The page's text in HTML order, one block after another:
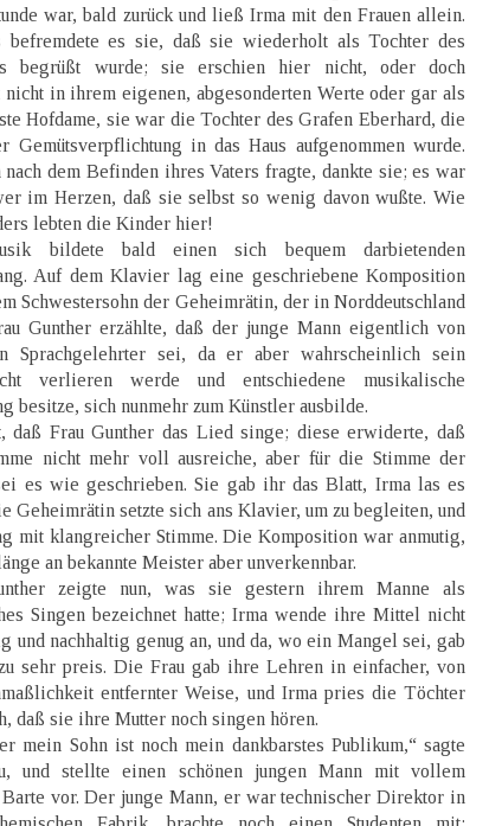
war, bald zurück und ließ Irma mit den Frauen allein.
befremdete es sie, daß sie wiederholt als Tochter des
begrüßt wurde; sie erschien hier nicht, oder doch
nicht in ihrem eigenen, abgesonderten Werte oder gar als
Hofdame, sie war die Tochter des Grafen Eberhard, die
Gemütsverpflichtung in das Haus aufgenommen wurde.
nach dem Befinden ihres Vaters fragte, dankte sie; es war
im Herzen, daß sie selbst so wenig davon wußte. Wie
lebten die Kinder hier!
bildete bald einen sich bequem darbietenden
Auf dem Klavier lag eine geschriebene Komposition
Schwestersohn der Geheimrätin, der in Norddeutschland
Gunther erzählte, daß der junge Mann eigentlich von
Sprachgelehrter sei, da er aber wahrscheinlich sein
verlieren werde und entschiedene musikalische
besitze, sich nunmehr zum Künstler ausbilde.
daß Frau Gunther das Lied singe; diese erwiderte, daß
nicht mehr voll ausreiche, aber für die Stimme der
es wie geschrieben. Sie gab ihr das Blatt, Irma las es
Geheimrätin setzte sich ans Klavier, um zu begleiten, und
mit klangreicher Stimme. Die Komposition war anmutig,
an bekannte Meister aber unverkennbar.
zeigte nun, was sie gestern ihrem Manne als
Singen bezeichnet hatte; Irma wende ihre Mittel nicht
und nachhaltig genug an, und da, wo ein Mangel sei, gab
sehr preis. Die Frau gab ihre Lehren in einfacher, von
entfernter Weise, und Irma pries die Töchter
daß sie ihre Mutter noch singen hören.
mein Sohn ist noch mein dankbarstes Publikum,“ sagte
und stellte einen schönen jungen Mann mit vollem
Barte vor. Der junge Mann, er war technischer Direktor in